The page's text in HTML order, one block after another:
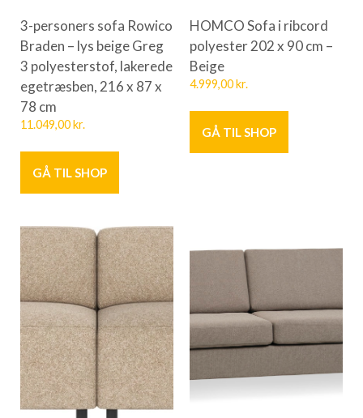
3-personers sofa Rowico
Braden – lys beige Greg
3 polyesterstof, lakerede
egetræsben, 216 x 87 x
78 cm
11.049,00kr.
GÅ TIL SHOP
HOMCO Sofa i ribcord
polyester 202 x 90 cm –
Beige
4.999,00kr.
GÅ TIL SHOP